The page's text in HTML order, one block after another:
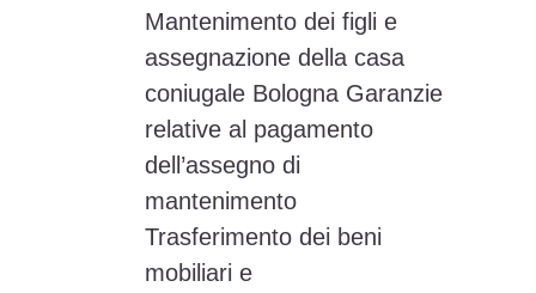
Mantenimento dei figli e
assegnazione della casa
coniugale Bologna Garanzie
relative al pagamento
dell’assegno di
mantenimento
Trasferimento dei beni
mobiliari e